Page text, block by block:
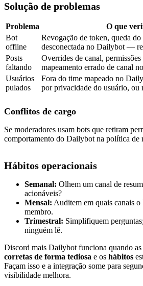
Solução de problemas
Problema
O que
Bot
offline
Revogação de token, queda
desconectada no Dailybot —
Posts
faltando
Overrides de canal,
mapeamento errado de canal
Usuários
pulados
Fora do time mapeado no
por privacidade do usuário, ou
Conflitos de cargo
Se moderadores usam bots que retiram
comportamento do Dailybot na política de
Hábitos operacionais
Semanal: Olhem um canal de
acionáveis?
Mensal: Auditem em quais canais o
membro.
Trimestral: Simplifiquem
ninguém lê.
Discord mais Dailybot funciona quando as
corretas de forma tediosa e os hábitos
Façam isso e a integração some para
visibilidade melhora.